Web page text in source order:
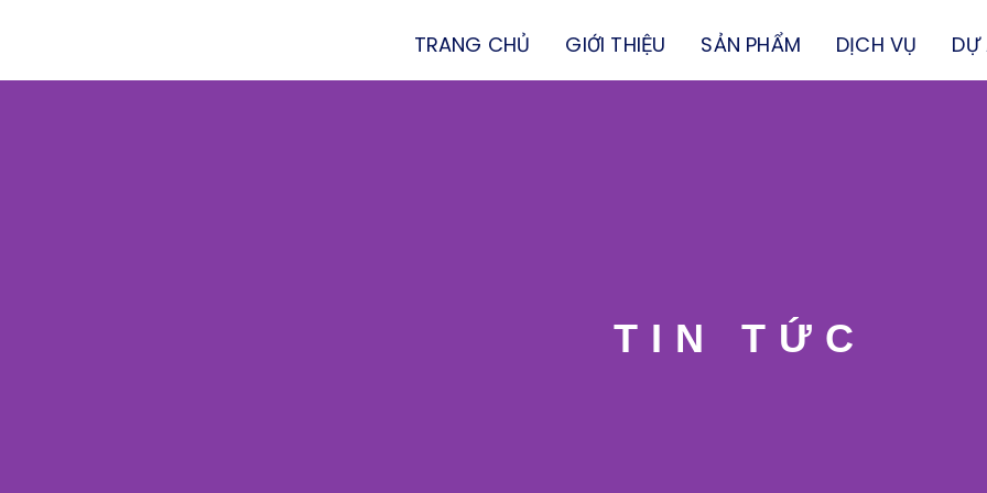
TRANG CHỦ GIỚI THIỆU SẢN PHẨM DỊCH VỤ DỰ
TIN TỨC